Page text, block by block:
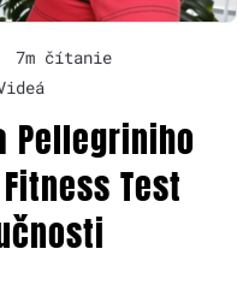
7m čítanie
Pellegriniho
Test